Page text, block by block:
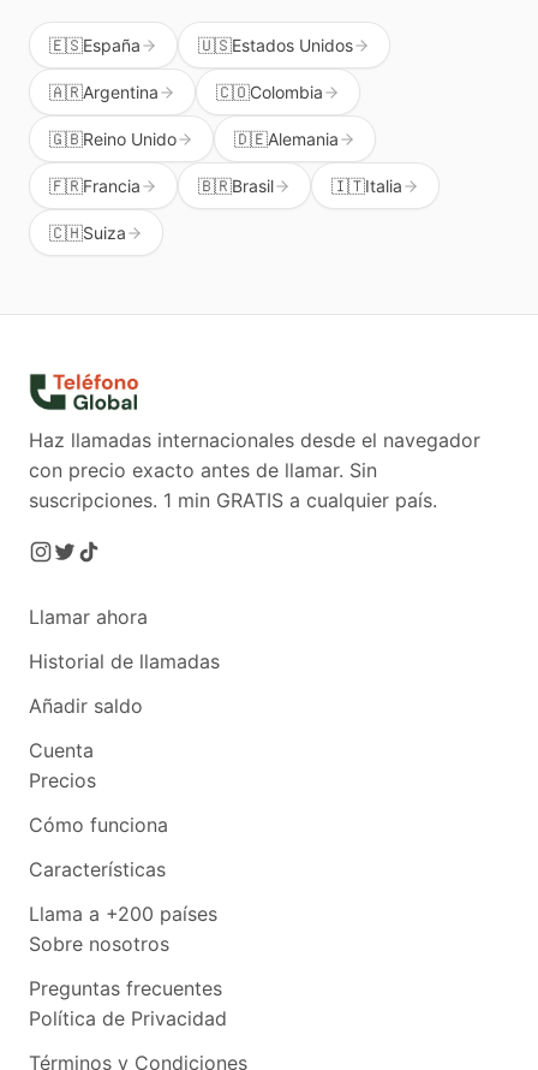
🇪🇸España 🇺🇸Estados Unidos
🇦🇷Argentina 🇨🇴Colombia
🇬🇧Reino Unido 🇩🇪Alemania
🇫🇷Francia 🇧🇷Brasil 🇮🇹Italia
🇨🇭Suiza
Haz llamadas internacionales desde el navegador
con precio exacto antes de llamar. Sin
suscripciones. 1 min GRATIS a cualquier país.
Llamar ahora
Historial de llamadas
Añadir saldo
Cuenta
Precios
Cómo funciona
Características
Llama a +200 países
Sobre nosotros
Preguntas frecuentes
Política de Privacidad
Términos y Condiciones